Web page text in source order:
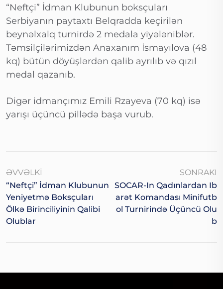
“Neftçi” İdman Klubunun boksçuları
Serbiyanın paytaxtı Belqradda keçirilən
beynəlxalq turnirdə 2 medala yiyələniblər.
Təmsilçilərimizdən Anaxanım İsmayılova (48
kq) bütün döyüşlərdən qalib ayrılıb və qızıl
medal qazanıb.
Digər idmançımız Emili Rzayeva (70 kq) isə
yarışı üçüncü pillədə başa vurub.
ƏVVƏLKI
“Neftçi” İdman Klubunun
Yeniyetmə Boksçuları
Ölkə Birinciliyinin Qalibi
Olublar
SONRAKI
SOCAR-In Qadınlardan Ib
Arət Komandası Minifutb
Ol Turnirində Üçüncü Olu
B